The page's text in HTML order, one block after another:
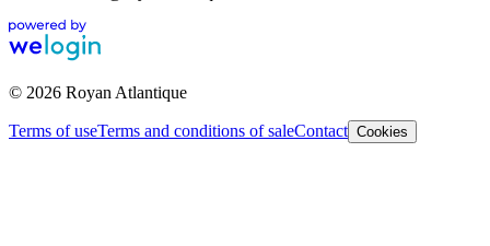
© 2026 Royan Atlantique
Terms of useTerms and conditions of saleContact Cookies